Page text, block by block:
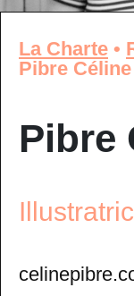
La Charte •
Pibre Céline
Pibre